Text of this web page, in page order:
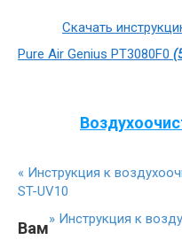
Скачать
Pure Air Genius PT3080F0
« Инструкция к
ST-UV10
» Инструкция к
Вам